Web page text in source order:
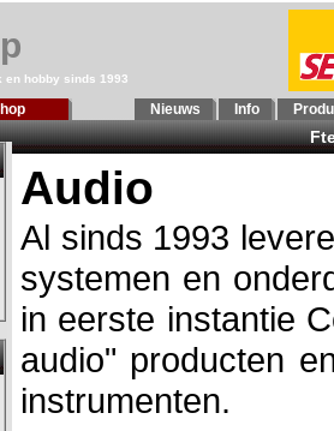
en hobby sinds 1993
Nieuws Info
Audio
Al sinds 1993
systemen en
in eerste instantie
audio" producten
instrumenten.